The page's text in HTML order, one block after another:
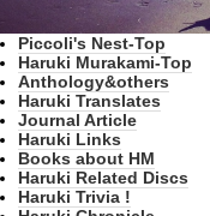
Piccoli's Nest-Top
Haruki Murakami-Top
Anthology&others
Haruki Translates
Journal Article
Haruki Links
Books about HM
Haruki Related Discs
Haruki Trivia !